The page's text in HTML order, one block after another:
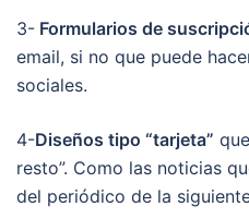
3- Formularios de
email, si no que puede
sociales.
4-Diseños tipo “tarjeta”
resto”. Como las noticias
del periódico de la